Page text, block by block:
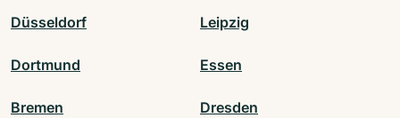
Düsseldorf Leipzig
Dortmund Essen
Bremen Dresden